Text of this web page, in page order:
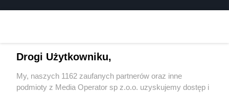
Wydawca mediów lokalnych
Drogi Użytkowniku,
My, naszych 1162 zaufanych partnerów oraz inne
podmioty z Media Operator sp z.o.o. uzyskujemy dostęp i